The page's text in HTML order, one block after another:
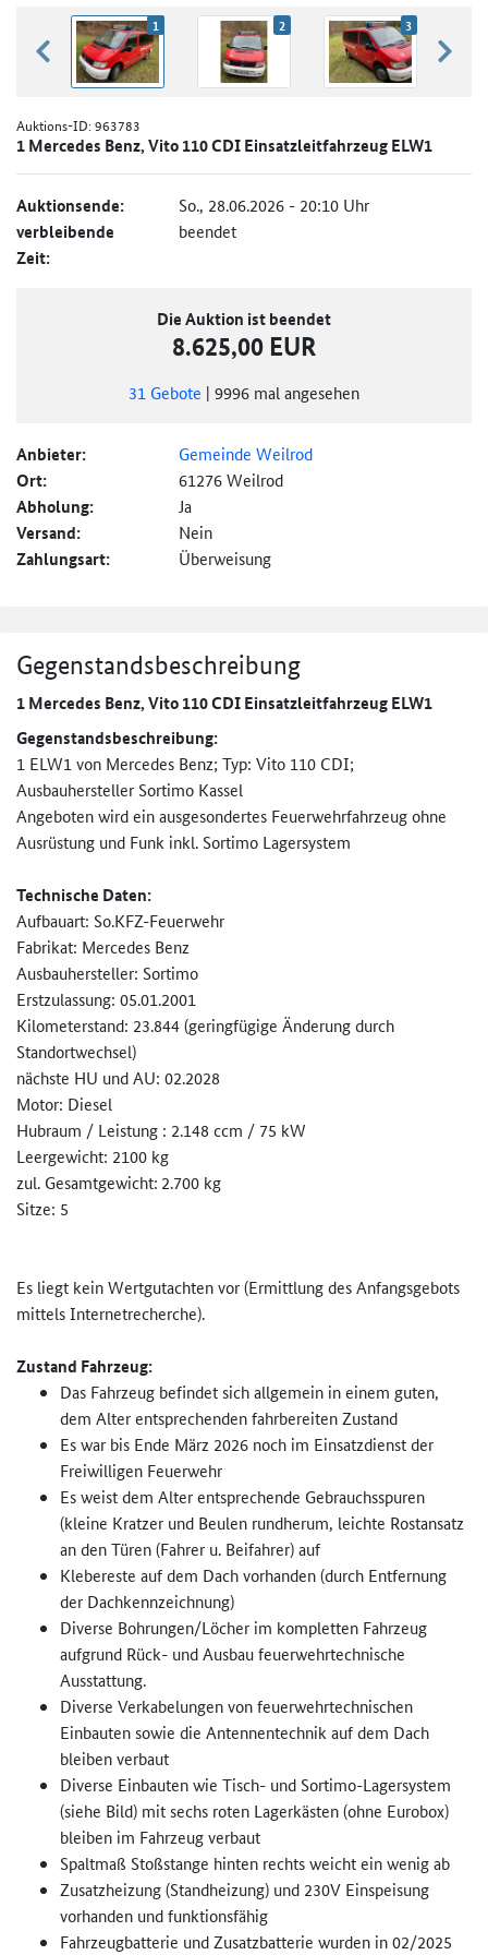
zurück blättern
1 2 3
Auktions-ID:963783
1 Mercedes Benz, Vito 110 CDI Einsatzleitfahrzeug ELW1
Auktionsende: So., 28.06.2026 - 20:10 Uhr
verbleibende
Zeit:
beendet
Die Auktion ist beendet
8.625,00 EUR
31 Gebote | 9996 mal angesehen
Anbieter: Gemeinde Weilrod
Ort: 61276 Weilrod
Abholung: Ja
Versand: Nein
Zahlungsart: Überweisung
Gegenstandsbeschreibung
1 Mercedes Benz, Vito 110 CDI Einsatzleitfahrzeug ELW1
Gegenstandsbeschreibung:
1 ELW1 von Mercedes Benz; Typ: Vito 110 CDI;
Ausbauhersteller Sortimo Kassel
Angeboten wird ein ausgesondertes Feuerwehrfahrzeug ohne
Ausrüstung und Funk inkl. Sortimo Lagersystem
Technische Daten:
Aufbauart: So.KFZ-Feuerwehr
Fabrikat: Mercedes Benz
Ausbauhersteller: Sortimo
Erstzulassung: 05.01.2001
Kilometerstand: 23.844 (geringfügige Änderung durch
Standortwechsel)
nächste HU und AU: 02.2028
Motor: Diesel
Hubraum / Leistung : 2.148 ccm / 75 kW
Leergewicht: 2100 kg
zul. Gesamtgewicht: 2.700 kg
Sitze: 5
Es liegt kein Wertgutachten vor (Ermittlung des Anfangsgebots
mittels Internetrecherche).
Zustand Fahrzeug:
Das Fahrzeug befindet sich allgemein in einem guten,
dem Alter entsprechenden fahrbereiten Zustand
Es war bis Ende März 2026 noch im Einsatzdienst der
Freiwilligen Feuerwehr
Es weist dem Alter entsprechende Gebrauchsspuren
(kleine Kratzer und Beulen rundherum, leichte Rostansatz
an den Türen (Fahrer u. Beifahrer) auf
Klebereste auf dem Dach vorhanden (durch Entfernung
der Dachkennzeichnung)
Diverse Bohrungen/Löcher im kompletten Fahrzeug
aufgrund Rück- und Ausbau feuerwehrtechnische
Ausstattung.
Diverse Verkabelungen von feuerwehrtechnischen
Einbauten sowie die Antennentechnik auf dem Dach
bleiben verbaut
Diverse Einbauten wie Tisch- und Sortimo-Lagersystem
(siehe Bild) mit sechs roten Lagerkästen (ohne Eurobox)
bleiben im Fahrzeug verbaut
Spaltmaß Stoßstange hinten rechts weicht ein wenig ab
Zusatzheizung (Standheizung) und 230V Einspeisung
vorhanden und funktionsfähig
Fahrzeugbatterie und Zusatzbatterie wurden in 02/2025